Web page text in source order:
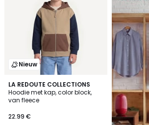
Nieuw
LA REDOUTE COLLECTIONS
Hoodie met kap, color block,
van fleece
22.99 €
2
Kleuren